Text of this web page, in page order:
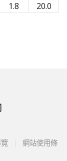
1.8 20.0
網站使用條